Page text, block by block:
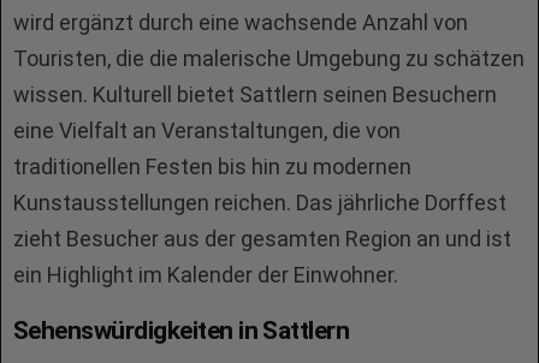
wird ergänzt durch eine wachsende Anzahl von
Touristen, die die malerische Umgebung zu schätzen
wissen. Kulturell bietet Sattlern seinen Besuchern
eine Vielfalt an Veranstaltungen, die von
traditionellen Festen bis hin zu modernen
Kunstausstellungen reichen. Das jährliche Dorffest
zieht Besucher aus der gesamten Region an und ist
ein Highlight im Kalender der Einwohner.
Sehenswürdigkeiten in Sattlern